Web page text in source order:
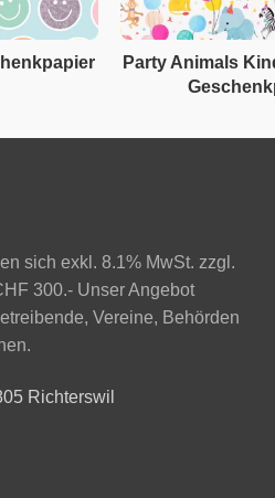
Party Animals
sich exkl. 8.1% MwSt. zzgl.
300.- Unser Angebot
Vereine, Behörden
Richterswil